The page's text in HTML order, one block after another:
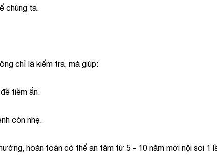
chúng ta.
chỉ là kiểm tra, mà giúp:
tiềm ẩn.
còn nhẹ.
hoàn toàn có thể an tâm từ 5 - 10 năm mới nội soi 1